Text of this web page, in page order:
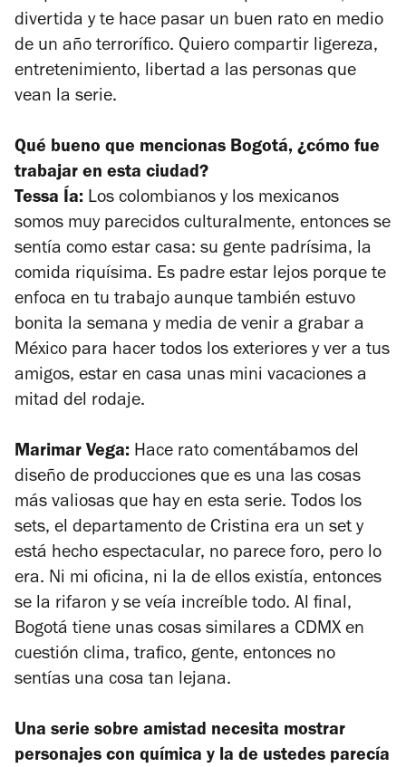
divertida y te hace pasar un buen rato en medio
de un año terrorífico. Quiero compartir ligereza,
entretenimiento, libertad a las personas que
vean la serie.
Qué bueno que mencionas Bogotá, ¿cómo fue
trabajar en esta ciudad?
Tessa Ía: Los colombianos y los mexicanos
somos muy parecidos culturalmente, entonces se
sentía como estar casa: su gente padrísima, la
comida riquísima. Es padre estar lejos porque te
enfoca en tu trabajo aunque también estuvo
bonita la semana y media de venir a grabar a
México para hacer todos los exteriores y ver a tus
amigos, estar en casa unas mini vacaciones a
mitad del rodaje.
Marimar Vega: Hace rato comentábamos del
diseño de producciones que es una las cosas
más valiosas que hay en esta serie. Todos los
sets, el departamento de Cristina era un set y
está hecho espectacular, no parece foro, pero lo
era. Ni mi oficina, ni la de ellos existía, entonces
se la rifaron y se veía increíble todo. Al final,
Bogotá tiene unas cosas similares a CDMX en
cuestión clima, trafico, gente, entonces no
sentías una cosa tan lejana.
Una serie sobre amistad necesita mostrar
personajes con química y la de ustedes parecía